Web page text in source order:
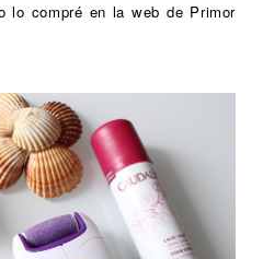
lo compré en la web de Primor